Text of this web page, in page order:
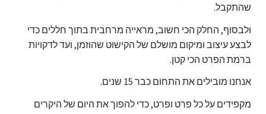
שהתקבל.
ולבסוף, החלק הכי חשוב, מראייה מרחבית בתוך חללים כדי
לבצע עיצוב ומיקום מושלם של הקישוט שהוזמן, ועד לדקויות
ברמת הפרט הכי קטן.
אנחנו מובילים את התחום כבר 15 שנים.
מקפידים על כל פרט ופרט, כדי להפוך את היום של היקרים